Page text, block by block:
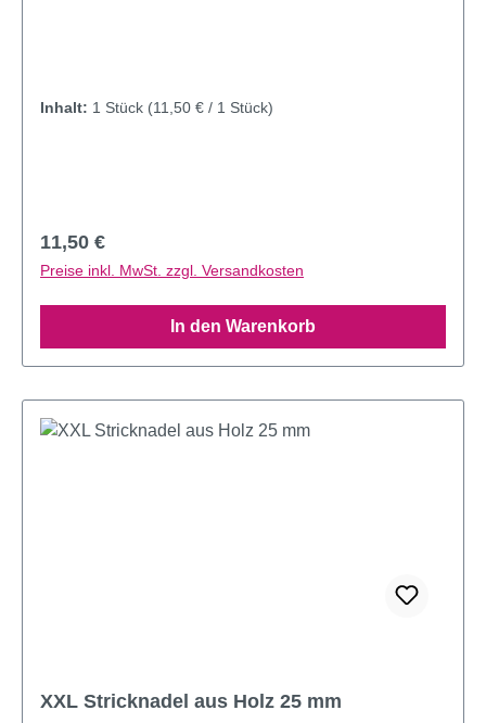
Inhalt: 1 Stück (11,50 € / 1 Stück)
Regulärer Preis:
11,50 €
Preise inkl. MwSt. zzgl. Versandkosten
In den Warenkorb
XXL Stricknadel aus Holz 25 mm